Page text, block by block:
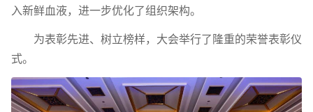
入新鲜血液，进一步优化了组织架构。
为表彰先进、树立榜样，大会举行了隆重的荣誉表彰仪
式。